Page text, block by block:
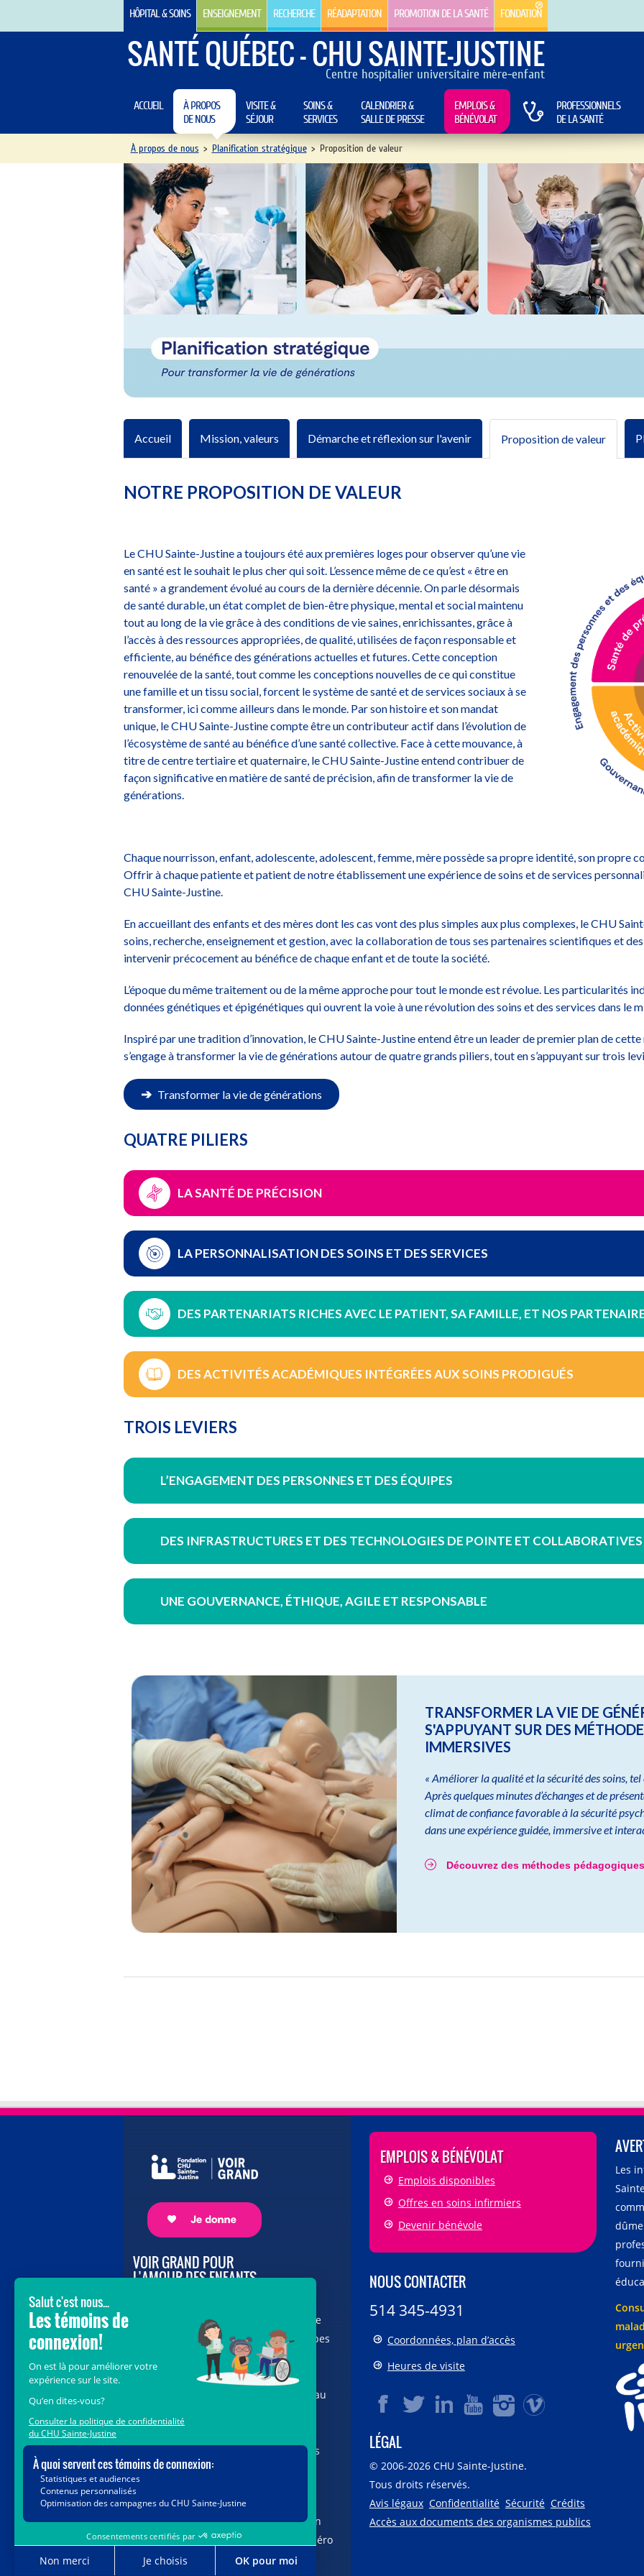
HÔPITAL & SOINS ENSEIGNEMENT RECHERCHE RÉADAPTATION PROMOTION DE LA SANTÉ FONDATION
SANTÉ QUÉBEC - CHU SAINTE-JUSTINE
Centre hospitalier universitaire mère-enfant
ACCUEIL
À PROPOS
DE NOUS
VISITE &
SÉJOUR
SOINS &
SERVICES
CALENDRIER &
SALLE DE PRESSE
EMPLOIS &
BÉNÉVOLAT
PROFESSIONNELS
DE LA SANTÉ
À propos de nous > Planification stratégique > Proposition de valeur
Accueil Mission, valeurs Démarche et réflexion sur l'avenir Proposition de valeur
NOTRE PROPOSITION DE VALEUR
Le CHU Sainte-Justine a toujours été aux premières loges pour observer qu’une vie
en santé est le souhait le plus cher qui soit. L’essence même de ce qu’est « être en
santé » a grandement évolué au cours de la dernière décennie. On parle désormais
de santé durable, un état complet de bien-être physique, mental et social maintenu
tout au long de la vie grâce à des conditions de vie saines, enrichissantes, grâce à
l’accès à des ressources appropriées, de qualité, utilisées de façon responsable et
efficiente, au bénéfice des générations actuelles et futures. Cette conception
renouvelée de la santé, tout comme les conceptions nouvelles de ce qui constitue
une famille et un tissu social, forcent le système de santé et de services sociaux à se
transformer, ici comme ailleurs dans le monde. Par son histoire et son mandat
unique, le CHU Sainte-Justine compte être un contributeur actif dans l’évolution de
l’écosystème de santé au bénéfice d’une santé collective. Face à cette mouvance, à
titre de centre tertiaire et quaternaire, le CHU Sainte-Justine entend contribuer de
façon significative en matière de santé de précision, afin de transformer la vie de
générations.
Chaque nourrisson, enfant, adolescente, adolescent, femme, mère possède sa propre identité, son propre
Offrir à chaque patiente et patient de notre établissement une expérience de soins et de services
CHU Sainte-Justine.
En accueillant des enfants et des mères dont les cas vont des plus simples aux plus complexes, le CHU
soins, recherche, enseignement et gestion, avec la collaboration de tous ses partenaires scientifiques et
intervenir précocement au bénéfice de chaque enfant et de toute la société.
L’époque du même traitement ou de la même approche pour tout le monde est révolue. Les particularités
données génétiques et épigénétiques qui ouvrent la voie à une révolution des soins et des services dans le
Inspiré par une tradition d’innovation, le CHU Sainte-Justine entend être un leader de premier plan de cette
s’engage à transformer la vie de générations autour de quatre grands piliers, tout en s’appuyant sur trois
➔ Transformer la vie de générations
QUATRE PILIERS
LA SANTÉ DE PRÉCISION
LA PERSONNALISATION DES SOINS ET DES SERVICES
DES PARTENARIATS RICHES AVEC LE PATIENT, SA FAMILLE, ET NOS
DES ACTIVITÉS ACADÉMIQUES INTÉGRÉES AUX SOINS PRODIGUÉS
TROIS LEVIERS
L’ENGAGEMENT DES PERSONNES ET DES ÉQUIPES
DES INFRASTRUCTURES ET DES TECHNOLOGIES DE POINTE ET COLLABORATIVES
UNE GOUVERNANCE, ÉTHIQUE, AGILE ET RESPONSABLE
TRANSFORMER LA VIE DE
S'APPUYANT SUR DES
IMMERSIVES
« Améliorer la qualité et la sécurité des soins,
Après quelques minutes d’échanges et de
climat de confiance favorable à la sécurité
dans une expérience guidée, immersive et
Découvrez des méthodes
VOIR GRAND POUR
L’AMOUR DES ENFANTS
vous au cœur de la campagne majeure
Voir Grand, nous conduisons les équipes
soignantes vers les opportunités de la
science et des nouvelles technologies
pour que chaque enfant, où qu’il soit au
Justine. Ensemble, unissons nos forces
pour leur avenir.
Merci de voir grand avec nous.
Vous pouvez également faire votre don
par la poste ou par téléphone au numéro
sans frais1-888-235-DONS (3667)
EMPLOIS & BÉNÉVOLAT
Emplois disponibles
Offres en soins infirmiers
Devenir bénévole
NOUS CONTACTER
514 345-4931
Coordonnées, plan d’accès
Heures de visite
LÉGAL
© 2006-2026CHU Sainte-Justine.
Tous droits réservés.
Avis légaux Confidentialité Sécurité Crédits
Accès aux documents des organismes publics
Les